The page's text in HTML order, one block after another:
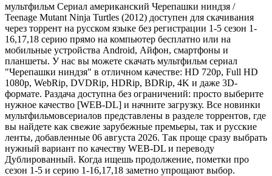
мультфильм Сериал американский Черепашки ниндзя /
Teenage Mutant Ninja Turtles (2012) доступен для скачивания
через торрент на русском языке без регистрации 1-5 сезон 1-
16,17,18 серию прямо на компьютер бесплатно или на
мобильные устройства Android, Айфон, смартфоны и
планшеты. У нас вы можете скачать мультфильм сериал
"Черепашки ниндзя" в отличном качестве: HD 720p, Full HD
1080p, WebRip, DVDRip, HDRip, BDRip, 4K и даже 3D-
формате. Раздача доступна без ограничений: просто выберите
нужное качество [WEB-DL] и начните загрузку. Все новинки
мультфильмовсериалов представлены в разделе торрентов, где
вы найдете как свежие зарубежные премьеры, так и русские
ленты, добавленные 06 августа 2026. Так проще сразу выбрать
нужный вариант по качеству WEB-DL и переводу
Дублированный. Когда ищешь продолжение, пометки про
сезон 1-5 и серию 1-16,17,18 заметно упрощают выбор.